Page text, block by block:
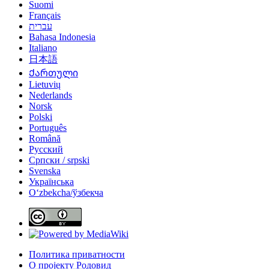
Suomi
Français
עברית
Bahasa Indonesia
Italiano
日本語
Ქართული
Lietuvių
Nederlands
Norsk
Polski
Português
Română
Русский
Српски / srpski
Svenska
Українська
Oʻzbekcha/ўзбекча
Политика приватности
О пројекту Родовид